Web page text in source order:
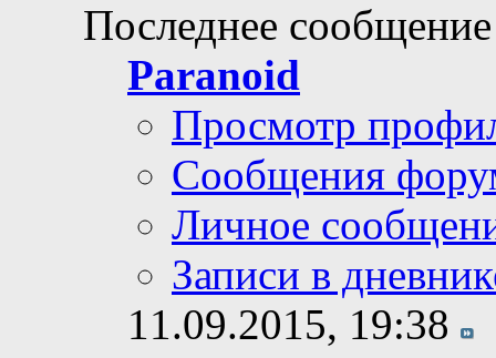
Последнее
Paranoid
Просмотр
Сообщения
Личное
Записи в
11.09.2015, 19:38